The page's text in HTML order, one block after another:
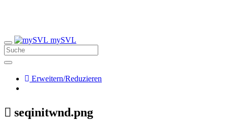
mySVL
Erweitern/Reduzieren
seqinitwnd.png